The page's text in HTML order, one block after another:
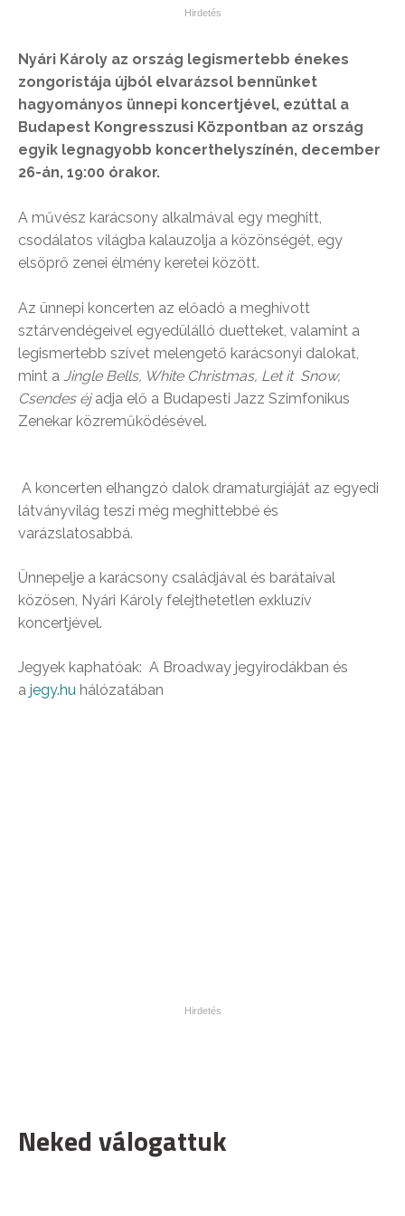
Nyári Károly az ország legismertebb énekes
zongoristája újból elvarázsol bennünket
hagyományos ünnepi koncertjével, ezúttal a
Budapest Kongresszusi Központban az ország
egyik legnagyobb koncerthelyszínén, december
26-án, 19:00 órakor.
A művész karácsony alkalmával egy meghitt,
csodálatos világba kalauzolja a közönségét, egy
elsöprő zenei élmény keretei között.
Az ünnepi koncerten az előadó a meghívott
sztárvendégeivel egyedülálló duetteket, valamint a
legismertebb szívet melengető karácsonyi dalokat,
mint a Jingle Bells, White Christmas, Let it Snow,
Csendes éjadja elő a Budapesti Jazz Szimfonikus
Zenekar közreműködésével.
A koncerten elhangzó dalok dramaturgiáját az egyedi
látványvilág teszi még meghittebbé és
varázslatosabbá.
Ünnepelje a karácsony családjával és barátaival
közösen, Nyári Károly felejthetetlen exkluzív
koncertjével.
Jegyek kaphatóak: A Broadway jegyirodákban és
a jegy.hu hálózatában
Neked válogattuk